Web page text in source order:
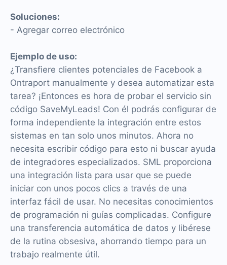
Soluciones:
- Agregar correo electrónico
Ejemplo de uso:
¿Transfiere clientes potenciales de Facebook a
Ontraport manualmente y desea automatizar esta
tarea? ¡Entonces es hora de probar el servicio sin
código SaveMyLeads! Con él podrás configurar de
forma independiente la integración entre estos
sistemas en tan solo unos minutos. Ahora no
necesita escribir código para esto ni buscar ayuda
de integradores especializados. SML proporciona
una integración lista para usar que se puede
iniciar con unos pocos clics a través de una
interfaz fácil de usar. No necesitas conocimientos
de programación ni guías complicadas. Configure
una transferencia automática de datos y libérese
de la rutina obsesiva, ahorrando tiempo para un
trabajo realmente útil.